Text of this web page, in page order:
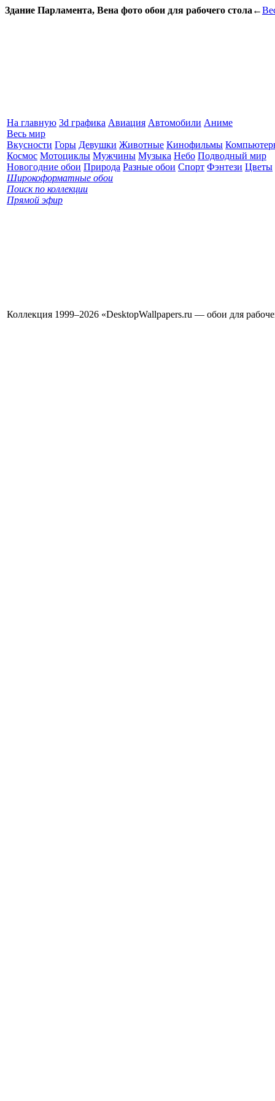
Здание Парламента, Вена фото обои для рабочего стола ←
На главную 3d графика Авиация Автомобили Аниме
Весь мир
Вкусности Горы Девушки Животные Кинофильмы
Космос Мотоциклы Мужчины Музыка Небо Подводный мир
Новогодние обои Природа Разные обои Спорт Фэнтези Цветы
Широкоформатные обои
Поиск по коллекции
Прямой эфир
Коллекция 1999–2026 «DesktopWallpapers.ru — обои для